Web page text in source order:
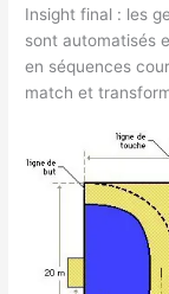
Insight final : les
sont automatisés
en séquences
match et